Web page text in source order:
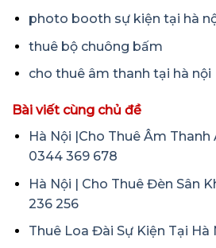
photo booth sự kiện tại hà
thuê bộ chuông bấm
cho thuê âm thanh tại hà nội
Bài viết cùng chủ đề
Hà Nội |Cho Thuê Âm Thanh
0344 369 678
Hà Nội | Cho Thuê Đèn Sân
236 256
Thuê Loa Đài Sự Kiện Tại Hà